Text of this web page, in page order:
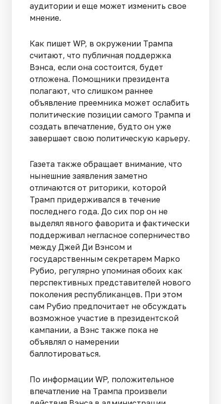
аудитории и еще может изменить свое
мнение.
Как пишет WP, в окружении Трампа
считают, что публичная поддержка
Вэнса, если она состоится, будет
отложена. Помощники президента
полагают, что слишком раннее
объявление преемника может ослабить
политические позиции самого Трампа и
создать впечатление, будто он уже
завершает свою политическую карьеру.
Газета также обращает внимание, что
нынешние заявления заметно
отличаются от риторики, которой
Трамп придерживался в течение
последнего года. До сих пор он не
выделял явного фаворита и фактически
поддерживал негласное соперничество
между Джей Ди Вэнсом и
государственным секретарем Марко
Рубио, регулярно упоминая обоих как
перспективных представителей нового
поколения республиканцев. При этом
сам Рубио предпочитает не обсуждать
возможное участие в президентской
кампании, а Вэнс также пока не
объявлял о намерении
баллотироваться.
По информации WP, положительное
впечатление на Трампа произвели